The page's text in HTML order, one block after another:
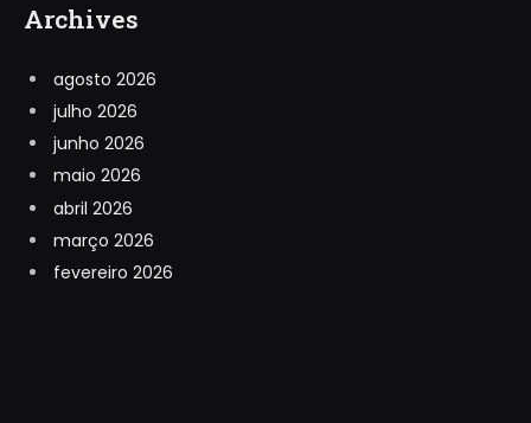
Archives
agosto 2026
julho 2026
junho 2026
maio 2026
abril 2026
março 2026
fevereiro 2026